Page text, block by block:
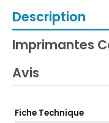
Description
Imprimantes
Avis
Fiche Technique